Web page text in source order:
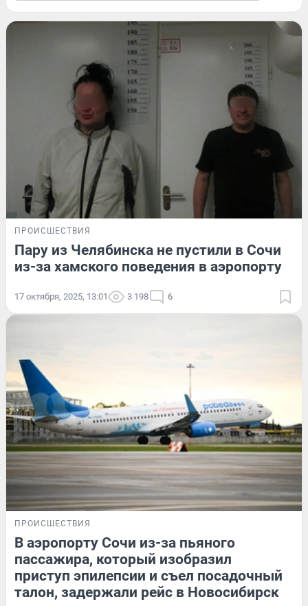
ПРОИСШЕСТВИЯ
Пару из Челябинска не пустили в Сочи
из-за хамского поведения в аэропорту
17 октября, 2025, 13:01 3 198 6
ПРОИСШЕСТВИЯ
В аэропорту Сочи из-за пьяного
пассажира, который изобразил
приступ эпилепсии и съел посадочный
талон, задержали рейс в Новосибирск